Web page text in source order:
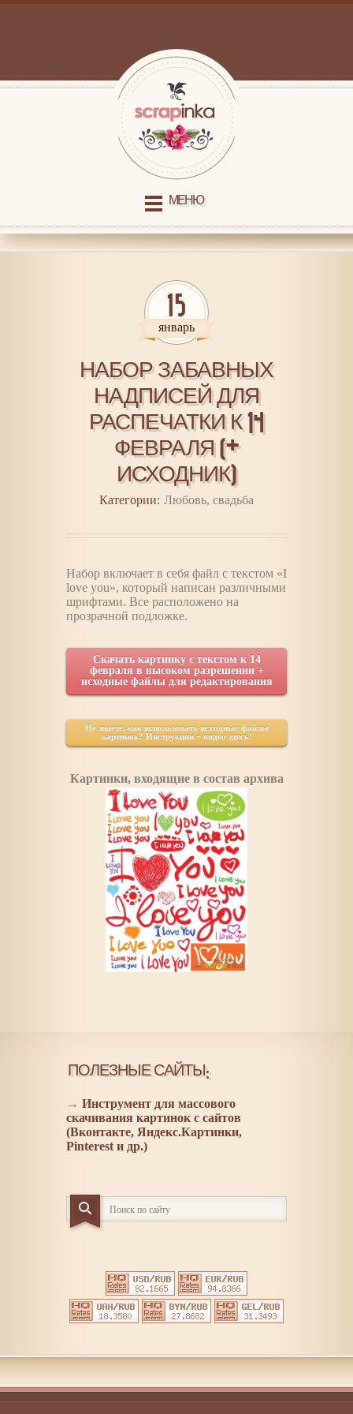
МЕНЮ
15
январь
НАБОР ЗАБАВНЫХ
НАДПИСЕЙ ДЛЯ
РАСПЕЧАТКИ К 14
ФЕВРАЛЯ (+
ИСХОДНИК)
Категории: Любовь, свадьба
Набор включает в себя файл с текстом «I
love you», который написан различными
шрифтами. Все расположено на
прозрачной подложке.
Скачать картинку с текстом к 14
февраля в высоком разрешении +
исходные файлы для редактирования
Не знаете, как использовать исходные файлы
картинок? Инструкции + видео здесь!
Картинки, входящие в состав архива
ПОЛЕЗНЫЕ САЙТЫ:
→ Инструмент для массового
скачивания картинок с сайтов
(Вконтакте, Яндекс.Картинки,
Pinterest и др.)